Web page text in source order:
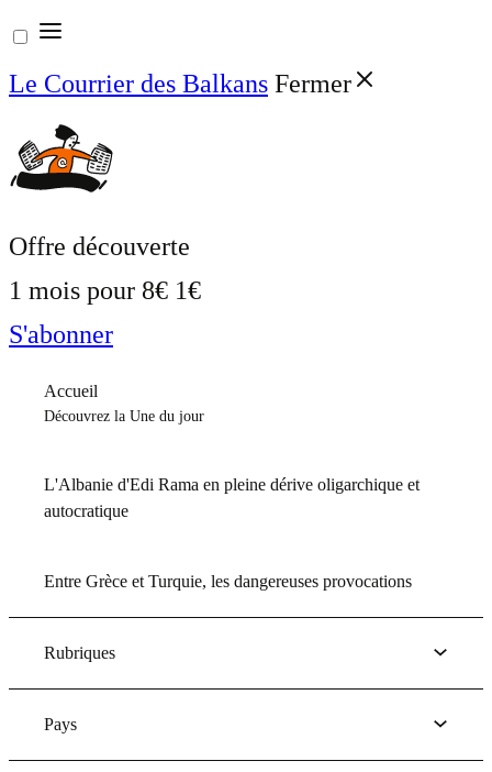
Aller
au
contenu
Le Courrier des Balkans Fermer
Offre découverte
1 mois pour 8€ 1€
S'abonner
Accueil
Découvrez la Une du jour
L'Albanie d'Edi Rama en pleine dérive oligarchique et
autocratique
Entre Grèce et Turquie, les dangereuses provocations
Rubriques
Pays